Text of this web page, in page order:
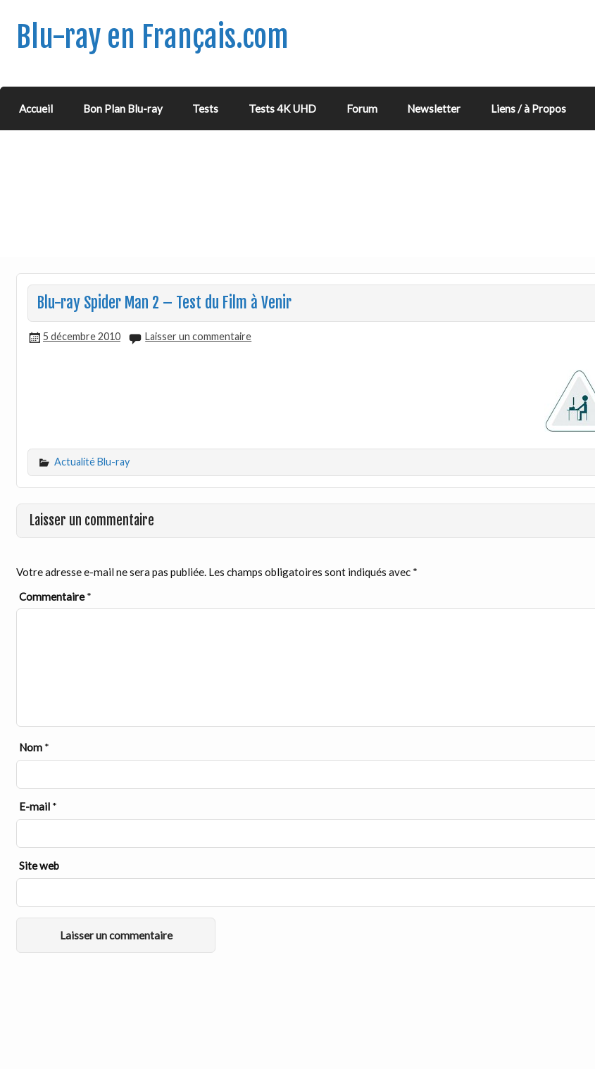
Blu-ray en Français.com
Accueil Bon Plan Blu-ray Tests Tests 4K UHD Forum Newsletter Liens / à Propos
Blu-ray Spider Man 2 – Test du Film à Venir
5 décembre 2010 Laisser un commentaire
Actualité Blu-ray
Laisser un commentaire
Votre adresse e-mail ne sera pas publiée. Les champs obligatoires sont indiqués avec *
Commentaire*
Nom *
E-mail *
Site web